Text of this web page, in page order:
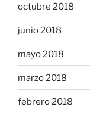
octubre 2018
junio 2018
mayo 2018
marzo 2018
febrero 2018